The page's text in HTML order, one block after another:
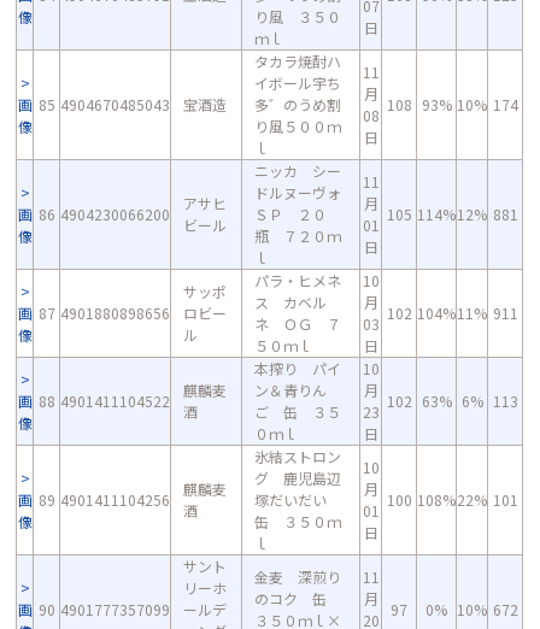
像
り風 ３５０
ｍｌ
07
日
画
像
85 4904670485043 宝酒造
タカラ焼酎ハ
イボール宇ち
多゛のうめ割
り風５００ｍ
ｌ
11
月
08
日
108 93% 10% 174
画
像
86 4904230066200
アサヒ
ビール
ニッカ シー
ドルヌーヴォ
ＳＰ ２０
瓶 ７２０ｍ
ｌ
11
月
01
日
105 114%12% 881
画
像
87 4901880898656
サッポ
ロビー
ル
パラ・ヒメネ
ス カベル
ネ ＯＧ ７
５０ｍｌ
10
月
03
日
102 104%11% 911
画
像
88 4901411104522
麒麟麦
酒
本搾り パイ
ン＆青りん
ご 缶 ３５
０ｍｌ
10
月
23
日
102 63% 6% 113
画
像
89 4901411104256
麒麟麦
酒
氷結ストロン
グ 鹿児島辺
塚だいだい
缶 ３５０ｍ
ｌ
10
月
01
日
100 108%22% 101
画 90 4901777357099
サント
リーホ
ールデ
金麦 深煎り
のコク 缶
３５０ｍｌ×
11
月
20
97 0% 10% 672